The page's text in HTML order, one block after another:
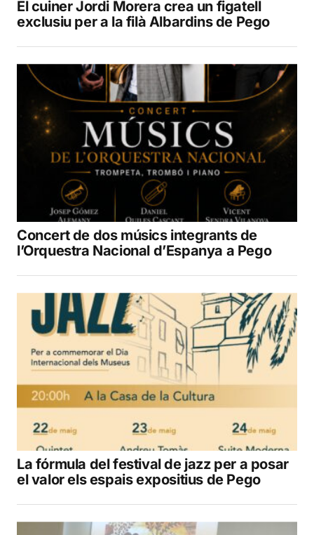
El cuiner Jordi Morera crea un figatell
exclusiu per a la filà Albardins de Pego
Concert de dos músics integrants de
l’Orquestra Nacional d’Espanya a Pego
La fórmula del festival de jazz per a posar
el valor els espais expositius de Pego